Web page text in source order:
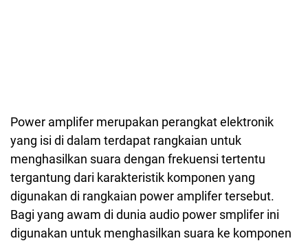
Power amplifer merupakan perangkat elektronik
yang isi di dalam terdapat rangkaian untuk
menghasilkan suara dengan frekuensi tertentu
tergantung dari karakteristik komponen yang
digunakan di rangkaian power amplifer tersebut.
Bagi yang awam di dunia audio power smplifer ini
digunakan untuk menghasilkan suara ke komponen